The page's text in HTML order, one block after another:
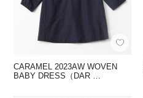
CARAMEL 2023AW WOVEN
BABY DRESS（DAR …